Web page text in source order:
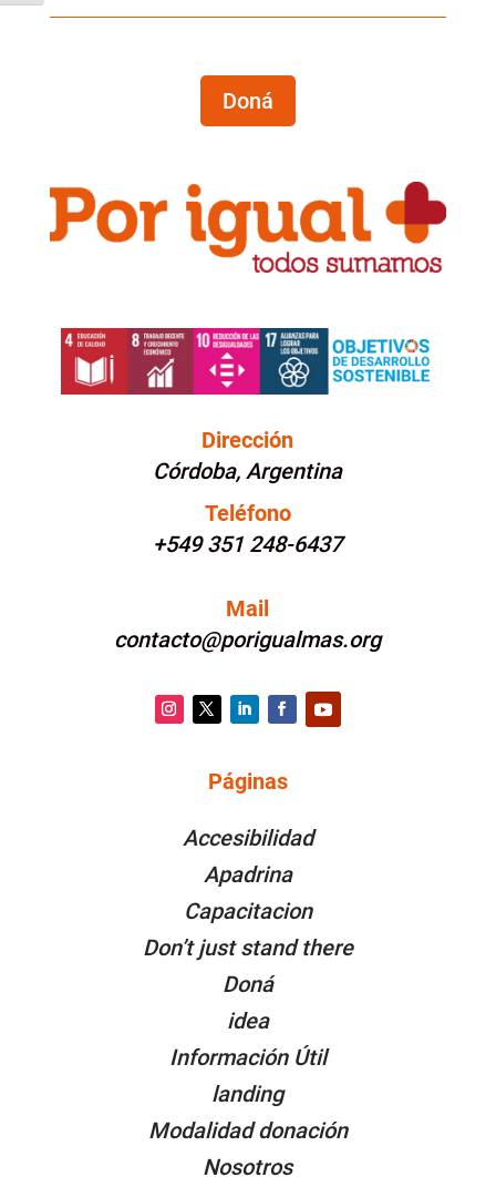
Doná
Dirección
Córdoba, Argentina
Teléfono
+549 351 248-6437
Mail
contacto@porigualmas.org
Facebook
Páginas
Accesibilidad
Apadrina
Capacitacion
Don’t just stand there
Doná
idea
Información Útil
landing
Modalidad donación
Nosotros